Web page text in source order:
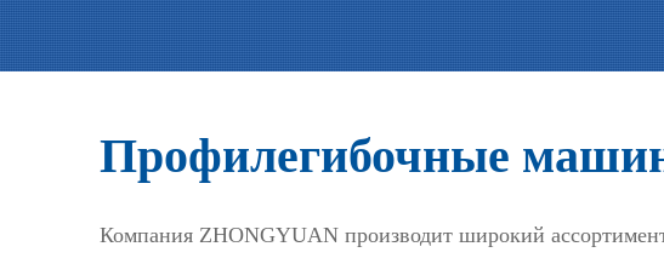
Профилегибочные
Компания ZHONGYUAN производит широкий